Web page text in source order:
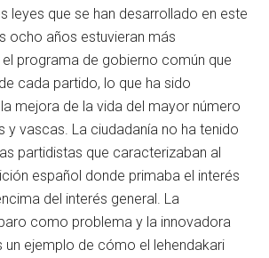
leyes que se han desarrollado en este
ocho años estuvieran más
programa de gobierno común que
cada partido, lo que ha sido
mejora de la vida del mayor número
y vascas. La ciudadanía no ha tenido
partidistas que caracterizaban al
español donde primaba el interés
del interés general. La
como problema y la innovadora
un ejemplo de cómo el lehendakari